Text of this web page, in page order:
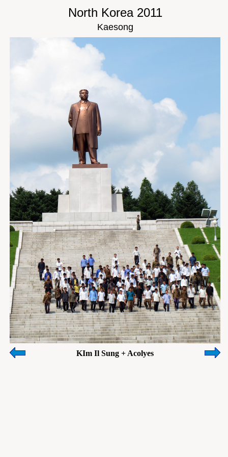
North Korea 2011
Kaesong
KIm Il Sung + Acolyes